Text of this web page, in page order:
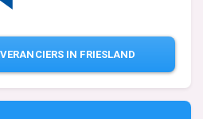
IN FRIESLAND